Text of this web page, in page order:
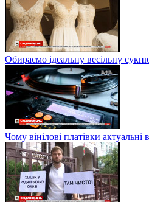
Обираємо ідеальну весільну
Чому вінілові платівки